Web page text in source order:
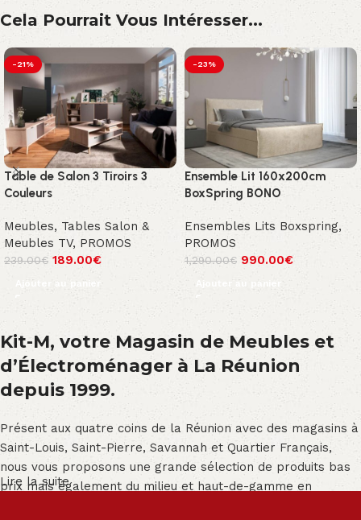
Cela Pourrait Vous Intéresser...
-21%
Table de Salon 3 Tiroirs 3
Couleurs
Meubles, Tables Salon &
Meubles TV, PROMOS
239.00€ 189.00€
Ajouter au panier
-23%
Ensemble Lit 160x200cm
BoxSpring BONO
Ensembles Lits Boxspring,
PROMOS
1,290.00€ 990.00€
Ajouter au panier
Kit-M, votre Magasin de Meubles et
d’Électroménager à La Réunion
depuis 1999.
Présent aux quatre coins de la Réunion avec des magasins à
Saint-Louis, Saint-Pierre, Savannah et Quartier Français,
nous vous proposons une grande sélection de produits bas
prix mais également du milieu et haut-de-gamme en
Lire la suite